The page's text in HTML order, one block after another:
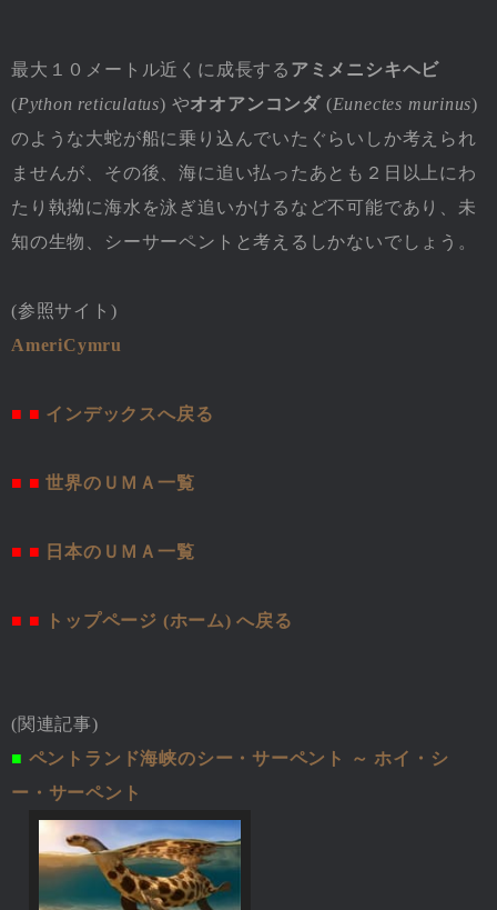
最大１０メートル近くに成長する アミメニシキヘビ
(Python reticulatus) やオオアンコンダ (Eunectes murinus)
のような大蛇が船に乗り込んでいたぐらいしか考えられ
ませんが、その後、海に追い払ったあとも２日以上にわ
たり執拗に海水を泳ぎ追いかけるなど不可能であり、未
知の生物、シーサーペントと考えるしかないでしょう。
(参照サイト)
AmeriCymru
■ ■ インデックスへ戻る
■ ■ 世界のＵＭＡ一覧
■ ■ 日本のＵＭＡ一覧
■ ■ トップページ (ホーム) へ戻る
(関連記事)
■ ペントランド海峡のシー・サーペント ～ ホイ・シ
ー・サーペント